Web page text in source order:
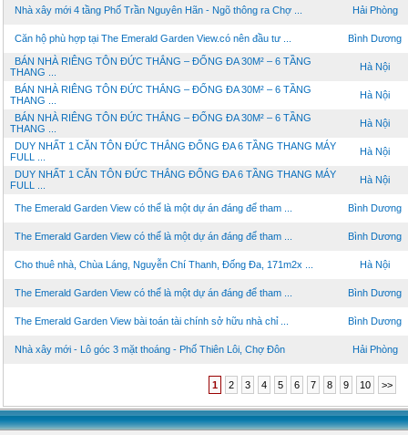
Nhà xây mới 4 tầng Phố Trần Nguyên Hãn - Ngõ thông ra Chợ ... Hải Phòng
Căn hộ phù hợp tại The Emerald Garden View.có nên đầu tư ... Bình Dương
BÁN NHÀ RIÊNG TÔN ĐỨC THẮNG – ĐỐNG ĐA 30M² – 6 TẦNG
THANG ...
Hà Nội
BÁN NHÀ RIÊNG TÔN ĐỨC THẮNG – ĐỐNG ĐA 30M² – 6 TẦNG
THANG ...
Hà Nội
BÁN NHÀ RIÊNG TÔN ĐỨC THẮNG – ĐỐNG ĐA 30M² – 6 TẦNG
THANG ...
Hà Nội
DUY NHẤT 1 CĂN TÔN ĐỨC THẮNG ĐỐNG ĐA 6 TẦNG THANG MÁY
FULL ...
Hà Nội
DUY NHẤT 1 CĂN TÔN ĐỨC THẮNG ĐỐNG ĐA 6 TẦNG THANG MÁY
FULL ...
Hà Nội
The Emerald Garden View có thể là một dự án đáng để tham ... Bình Dương
The Emerald Garden View có thể là một dự án đáng để tham ... Bình Dương
Cho thuê nhà, Chùa Láng, Nguyễn Chí Thanh, Đống Đa, 171m2x ... Hà Nội
The Emerald Garden View có thể là một dự án đáng để tham ... Bình Dương
The Emerald Garden View bài toán tài chính sở hữu nhà chỉ ... Bình Dương
Nhà xây mới - Lô góc 3 mặt thoáng - Phố Thiên Lôi, Chợ Đôn Hải Phòng
1 2 3 4 5 6 7 8 9 10 >>